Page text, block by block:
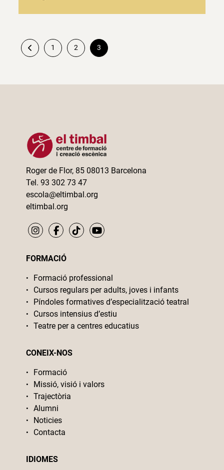
Paginació
de
entrades
1 2 3
Roger de Flor, 85 08013 Barcelona
Tel. 93 302 73 47
escola@eltimbal.org
eltimbal.org
FORMACIÓ
Formació professional
Cursos regulars per adults, joves i infants
Píndoles formatives d’especialització teatral
Cursos intensius d’estiu
Teatre per a centres educatius
CONEIX-NOS
Formació
Missió, visió i valors
Trajectòria
Alumni
Noticies
Contacta
IDIOMES